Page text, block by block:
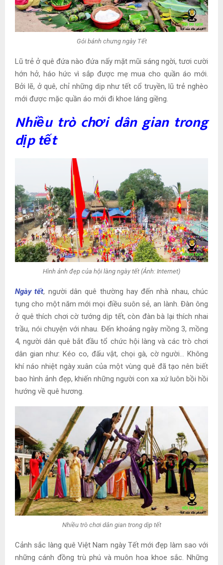
Gói bánh chưng ngày Tết
Lũ trẻ ở quê đứa nào đứa nấy mặt mũi sáng ngời, tươi cười
hớn hở, háo hức vì sắp được mẹ mua cho quần áo mới.
Bởi lẽ, ở quê, chỉ những dịp như tết cổ truyền, lũ trẻ nghèo
mới được mặc quần áo mới đi khoe láng giềng.
Nhiều trò chơi dân gian trong
dịp tết
Hình ảnh đẹp của hội làng ngày tết (Ảnh: Internet)
Ngày tết, người dân quê thường hay đến nhà nhau, chúc
tụng cho một năm mới mọi điều suôn sẻ, an lành. Đàn ông
ở quê thích chơi cờ tướng dịp tết, còn đàn bà lại thích nhai
trầu, nói chuyện với nhau. Đến khoảng ngày mồng 3, mồng
4, người dân quê bắt đầu tổ chức hội làng và các trò chơi
dân gian như: Kéo co, đấu vật, chọi gà, cờ người… Không
khí náo nhiệt ngày xuân của một vùng quê đã tạo nên biết
bao hình ảnh đẹp, khiến những người con xa xứ luôn bồi hồi
hướng về quê hương.
Nhiều trò chơi dân gian trong dịp tết
Cảnh sắc làng quê Việt Nam ngày Tết mới đẹp làm sao với
những cánh đồng trù phú và muôn hoa khoe sắc. Những